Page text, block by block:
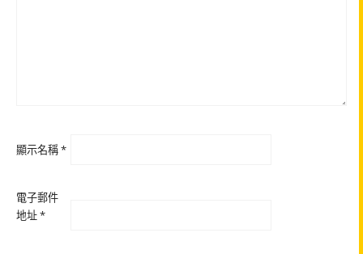
顯示名稱*
電子郵件
地址*